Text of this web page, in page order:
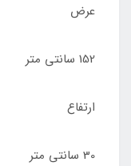
عرض
152 سانتی متر
ارتفاع
30 سانتی متر